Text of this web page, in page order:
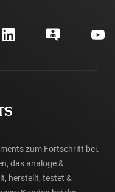
zum Fortschritt bei.
das analoge &
herstellt, testet &